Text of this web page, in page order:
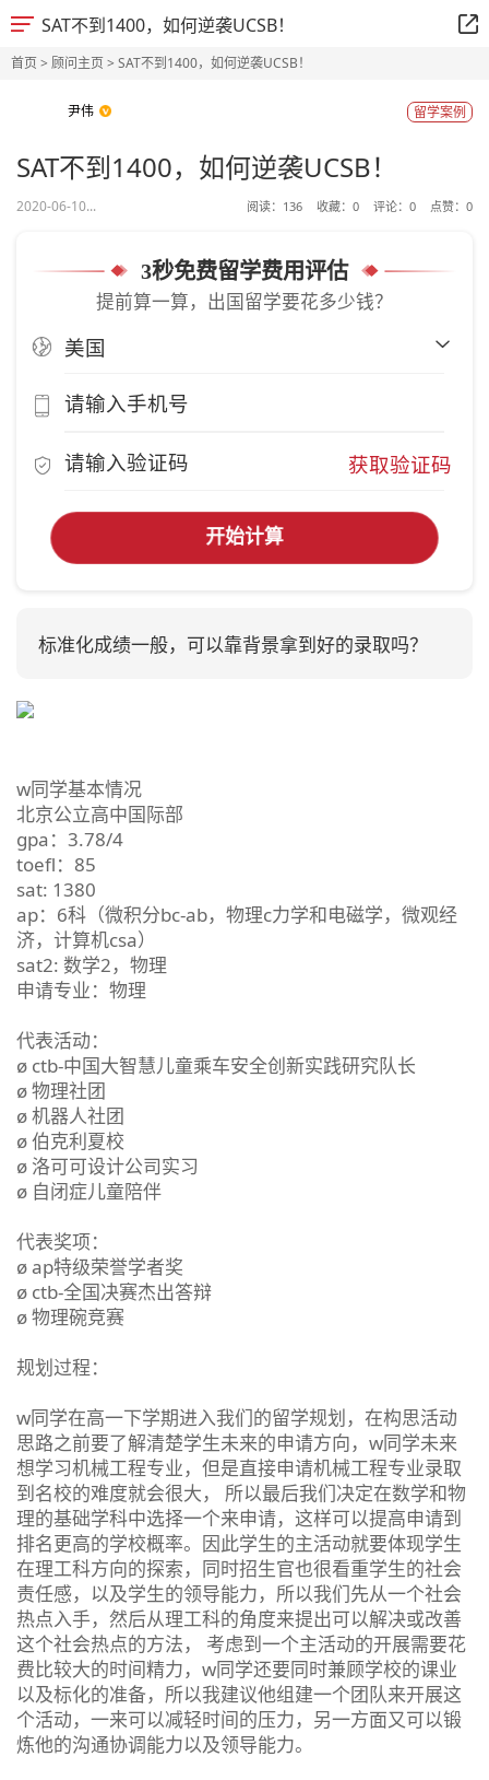
SAT不到1400，如何逆袭UCSB！
首页> 顾问主页> SAT不到1400，如何逆袭UCSB！
尹伟 留学案例
SAT不到1400，如何逆袭UCSB！
2020-06-10... 阅读： 136 收藏： 0 评论： 0 点赞： 0
3秒免费留学费用评估
提前算一算，出国留学要花多少钱？
获取验证码
开始计算
标准化成绩一般，可以靠背景拿到好的录取吗？
w同学基本情况
北京公立高中国际部
gpa：3.78/4
toefl：85
sat: 1380
ap：6科（微积分bc-ab，物理c力学和电磁学，微观经
济，计算机csa）
sat2: 数学2，物理
申请专业：物理
代表活动：
ø ctb-中国大智慧儿童乘车安全创新实践研究队长
ø 物理社团
ø 机器人社团
ø 伯克利夏校
ø 洛可可设计公司实习
ø 自闭症儿童陪伴
代表奖项：
ø ap特级荣誉学者奖
ø ctb-全国决赛杰出答辩
ø 物理碗竞赛
规划过程：
w同学在高一下学期进入我们的留学规划，在构思活动
思路之前要了解清楚学生未来的申请方向，w同学未来
想学习机械工程专业，但是直接申请机械工程专业录取
到名校的难度就会很大， 所以最后我们决定在数学和物
理的基础学科中选择一个来申请，这样可以提高申请到
排名更高的学校概率。因此学生的主活动就要体现学生
在理工科方向的探索，同时招生官也很看重学生的社会
责任感，以及学生的领导能力，所以我们先从一个社会
热点入手，然后从理工科的角度来提出可以解决或改善
这个社会热点的方法， 考虑到一个主活动的开展需要花
费比较大的时间精力，w同学还要同时兼顾学校的课业
以及标化的准备，所以我建议他组建一个团队来开展这
个活动，一来可以减轻时间的压力，另一方面又可以锻
炼他的沟通协调能力以及领导能力。